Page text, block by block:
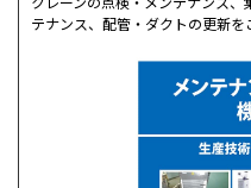
テナンス、配管・ダクトの更新を